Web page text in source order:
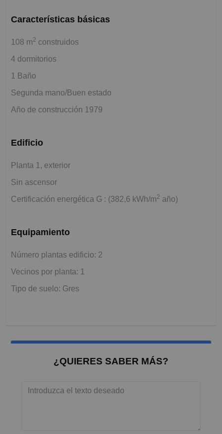
Características básicas
108 m2 construidos
4 dormitorios
1 Baño
Segunda mano/Buen estado
Año de construcción 1979
Edificio
Planta 1, exterior
Sin ascensor
Certificación energética G : (382,6 kWh/m2 año)
Equipamiento
Número plantas edificio: 2
Vecinos por planta: 1
Tipo de suelo: Gres
¿QUIERES SABER MÁS?